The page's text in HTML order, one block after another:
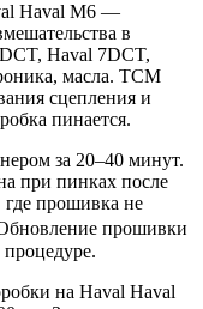
Haval M6 —
в
Haval 7DCT,
масла. TCM
сцепления и
пинается.
за 20–40 минут.
при пинках после
где прошивка не
прошивки
на Haval Haval